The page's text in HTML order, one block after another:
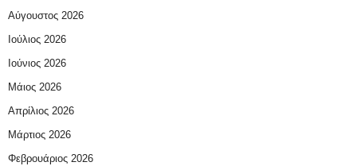
Αύγουστος 2026
Ιούλιος 2026
Ιούνιος 2026
Μάιος 2026
Απρίλιος 2026
Μάρτιος 2026
Φεβρουάριος 2026